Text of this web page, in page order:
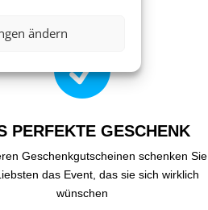
ändern

PERFEKTE GESCHENK
Geschenkgutscheinen schenken Sie
das Event, das sie sich wirklich
wünschen